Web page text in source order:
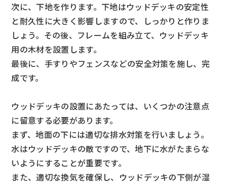
次に、下地を作ります。下地はウッドデッキの安定性
と耐久性に大きく影響しますので、しっかりと作りま
しょう。その後、フレームを組み立て、ウッドデッキ
用の木材を設置します。
最後に、手すりやフェンスなどの安全対策を施し、完
成です。
ウッドデッキの設置にあたっては、いくつかの注意点
に留意する必要があります。
まず、地面の下には適切な排水対策を行いましょう。
水はウッドデッキの敵ですので、地下に水がたまらな
いようにすることが重要です。
また、適切な換気を確保し、ウッドデッキの下側が湿